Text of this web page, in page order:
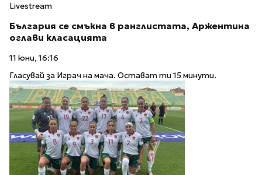
Livestream
България се смъкна в ранглистата, Аржентина
оглави класацията
11 юни, 16:16
Гласувай за Играч на мача. Остават ти 15 минути.